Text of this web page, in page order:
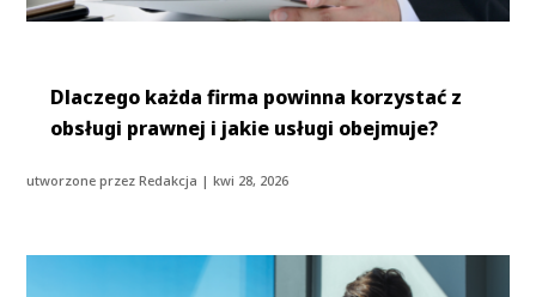
Dlaczego każda firma powinna korzystać z
obsługi prawnej i jakie usługi obejmuje?
utworzone przezRedakcja |kwi 28, 2026